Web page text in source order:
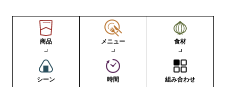
商品 メニュー 食材
シーン 時間 組み合わせ